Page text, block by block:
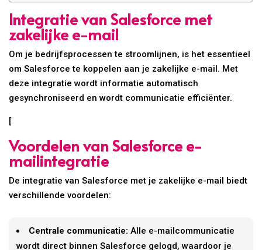
Integratie van Salesforce met
zakelijke e-mail
Om je bedrijfsprocessen te stroomlijnen, is het essentieel
om Salesforce te koppelen aan je zakelijke e-mail. Met
deze integratie wordt informatie automatisch
gesynchroniseerd en wordt communicatie efficiënter.
[
Voordelen van Salesforce e-
mailintegratie
De integratie van Salesforce met je zakelijke e-mail biedt
verschillende voordelen:
Centrale communicatie: Alle e-mailcommunicatie
wordt direct binnen Salesforce gelogd, waardoor je